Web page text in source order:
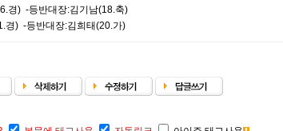
경) -등반대장:김기남(18.축)
경) -등반대장:김희태(20.가)